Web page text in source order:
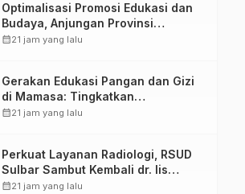
Optimalisasi Promosi Edukasi dan
Budaya, Anjungan Provinsi
Sulawesi Barat Perkuat Kolaborasi
calendar_month21 jam yang lalu
Gerakan Edukasi Pangan dan Gizi
di Mamasa: Tingkatkan
Pengetahuan dan Keterampilan
calendar_month21 jam yang lalu
Perkuat Layanan Radiologi, RSUD
Sulbar Sambut Kembali dr. Iis
Imelda, Sp.Rad
calendar_month21 jam yang lalu